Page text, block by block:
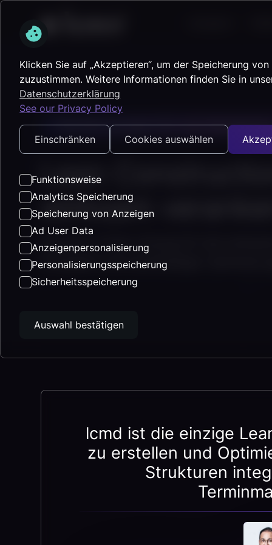
Klicken Sie auf „Akzeptieren“, um der Speicherung
zuzustimmen. Weitere Informationen finden Sie in
Datenschutzerklärung
See our Privacy Policy
Einschränken Cookies auswählen
Funktionsweise
Analytics Speicherung
Speicherung von Anzeigen
Ad User Data
Anzeigenpersonalisierung
Personalisierungsspeicherung
Sicherheitsspeicherung
Auswahl bestätigen
Zentrale Lösungen für’s Lean
Lean
wirksam
Ihre All-in-One-Lösung für die
Prinzipien und nachhaltiger
lcmd ist die einzige
zu erstellen und
Strukturen